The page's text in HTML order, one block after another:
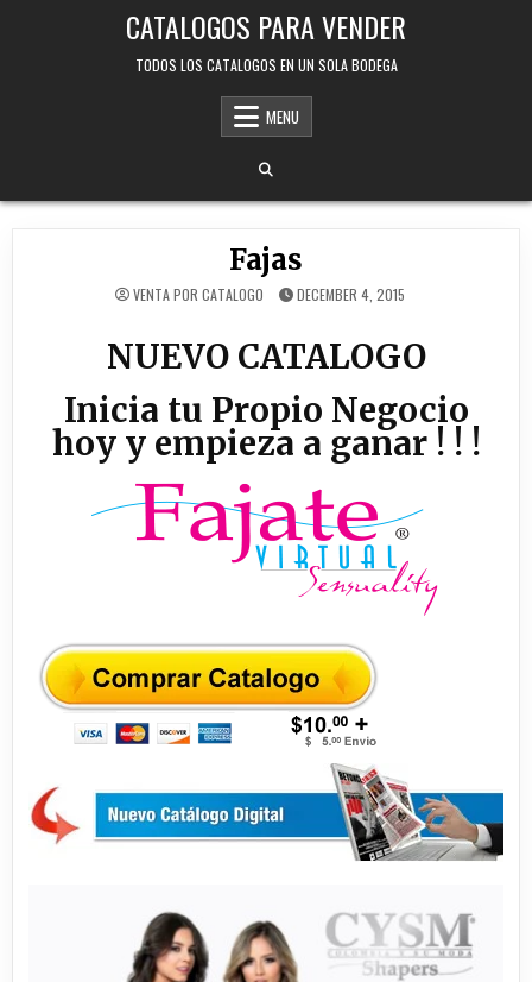
CATALOGOS PARA VENDER
TODOS LOS CATALOGOS EN UN SOLA BODEGA
MENU
Fajas
VENTA POR CATALOGO DECEMBER 4, 2015
NUEVO CATALOGO
Inicia tu Propio Negocio
hoy y empieza a ganar ! ! !